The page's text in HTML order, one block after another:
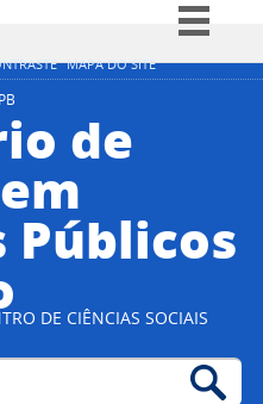
MAPA DO SITE
Simplifique!
Participe
Legislação
Canais
de
Públicos
DE CIÊNCIAS SOCIAIS